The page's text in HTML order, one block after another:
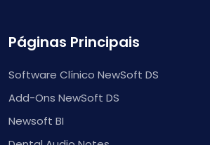
Páginas Principais
Software Clínico NewSoft DS
Add-Ons NewSoft DS
Newsoft BI